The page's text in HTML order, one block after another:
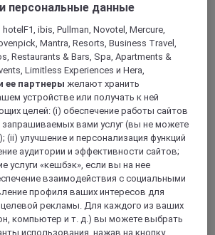
East Yuhua Road
at the southwest exit of Northern Song C
to Tianshanhai World and Hebei
and other tourist attractions, surrounded
The leisure facilities are fully equipped
center and washing machine, which
персональные данные
ibis, Pullman, Novotel, Mercure,
Mantra, Resorts, Business Travel,
Restaurants & Bars, Spa, Apartments &
Limitless Experiences и Hera,
ее партнеры желают хранить
устройстве или получать к ней
целей: (i) обеспечение работы сайтов
запрашиваемых вами услуг (вы не можете
(ii) улучшение и персонализация функций
аудитории и эффективности сайтов;
услуги «кешбэк», если вы на нее
взаимодействия с социальными
профиля ваших интересов для
рекламы. Для каждого из ваших
компьютер и т. д.) вы можете выбрать
использования, нажав на кнопку